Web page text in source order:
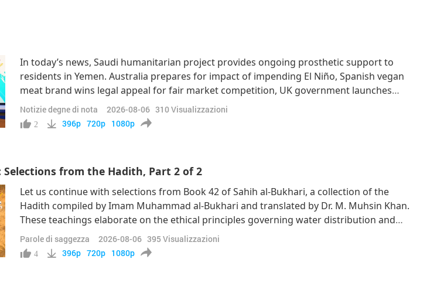
In today’s news, Saudi humanitarian project provides ongoing prosthetic support to
residents in Yemen. Australia prepares for impact of impending El Niño, Spanish vegan
meat brand wins legal appeal for fair market competition, UK government launches
new hubs to support youth development, US volunteers transform shipping containers
into learning spaces for Ugandan students, Canada invests in projec
Notizie degne di nota 2026-08-06 310Visualizzazioni
2 396p 720p 1080p
from the Hadith, Part 2 of 2
Let us continue with selections from Book 42 of Sahih al-Bukhari, a collection of the
Hadith compiled by Imam Muhammad al-Bukhari and translated by Dr. M. Muhsin Khan.
These teachings elaborate on the ethical principles governing water distribution and
the humane treatment of animal-persons. Book 42 Water Distribution Chapter 9 The
superiority of providing waterِ Sahih al-Bukhari 2364 “Narrated As
Parole di saggezza 2026-08-06 395 Visualizzazioni
4 396p 720p 1080p